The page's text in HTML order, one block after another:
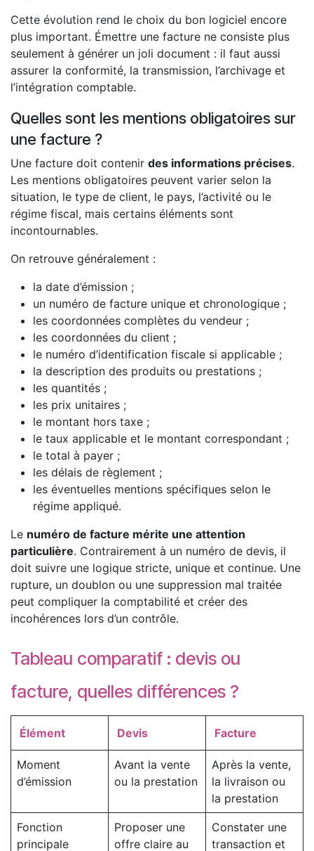
Cette évolution rend le choix du bon logiciel encore
plus important. Émettre une facture ne consiste plus
seulement à générer un joli document : il faut aussi
assurer la conformité, la transmission, l’archivage et
l’intégration comptable.
Quelles sont les mentions obligatoires sur
une facture ?
Une facture doit contenir des informations précises.
Les mentions obligatoires peuvent varier selon la
situation, le type de client, le pays, l’activité ou le
régime fiscal, mais certains éléments sont
incontournables.
On retrouve généralement :
la date d’émission ;
un numéro de facture unique et chronologique ;
les coordonnées complètes du vendeur ;
les coordonnées du client ;
le numéro d’identification fiscale si applicable ;
la description des produits ou prestations ;
les quantités ;
les prix unitaires ;
le montant hors taxe ;
le taux applicable et le montant correspondant ;
le total à payer ;
les délais de règlement ;
les éventuelles mentions spécifiques selon le
régime appliqué.
Le numéro de facture mérite une attention
particulière. Contrairement à un numéro de devis, il
doit suivre une logique stricte, unique et continue. Une
rupture, un doublon ou une suppression mal traitée
peut compliquer la comptabilité et créer des
incohérences lors d’un contrôle.
Tableau comparatif : devis ou
facture, quelles différences ?
Élément Devis Facture
Moment
d’émission
Avant la vente
ou la prestation
Après la vente,
la livraison ou
la prestation
Fonction
principale
Proposer une
offre claire au
Constater une
transaction et